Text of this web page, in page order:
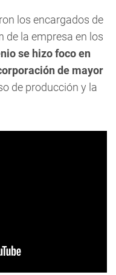
los encargados de
la empresa en los
se hizo foco en
de mayor
de producción y la